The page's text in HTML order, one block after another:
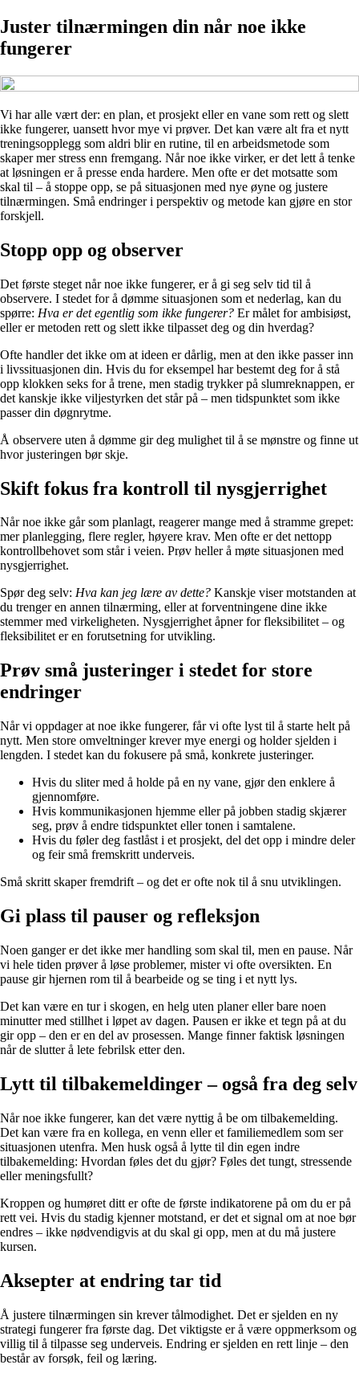
Juster tilnærmingen din når noe ikke
fungerer
Vi har alle vært der: en plan, et prosjekt eller en vane som rett og slett
ikke fungerer, uansett hvor mye vi prøver. Det kan være alt fra et nytt
treningsopplegg som aldri blir en rutine, til en arbeidsmetode som
skaper mer stress enn fremgang. Når noe ikke virker, er det lett å tenke
at løsningen er å presse enda hardere. Men ofte er det motsatte som
skal til – å stoppe opp, se på situasjonen med nye øyne og justere
tilnærmingen. Små endringer i perspektiv og metode kan gjøre en stor
forskjell.
Stopp opp og observer
Det første steget når noe ikke fungerer, er å gi seg selv tid til å
observere. I stedet for å dømme situasjonen som et nederlag, kan du
spørre: Hva er det egentlig som ikke fungerer? Er målet for ambisiøst,
eller er metoden rett og slett ikke tilpasset deg og din hverdag?
Ofte handler det ikke om at ideen er dårlig, men at den ikke passer inn
i livssituasjonen din. Hvis du for eksempel har bestemt deg for å stå
opp klokken seks for å trene, men stadig trykker på slumreknappen, er
det kanskje ikke viljestyrken det står på – men tidspunktet som ikke
passer din døgnrytme.
Å observere uten å dømme gir deg mulighet til å se mønstre og finne ut
hvor justeringen bør skje.
Skift fokus fra kontroll til nysgjerrighet
Når noe ikke går som planlagt, reagerer mange med å stramme grepet:
mer planlegging, flere regler, høyere krav. Men ofte er det nettopp
kontrollbehovet som står i veien. Prøv heller å møte situasjonen med
nysgjerrighet.
Spør deg selv: Hva kan jeg lære av dette? Kanskje viser motstanden at
du trenger en annen tilnærming, eller at forventningene dine ikke
stemmer med virkeligheten. Nysgjerrighet åpner for fleksibilitet – og
fleksibilitet er en forutsetning for utvikling.
Prøv små justeringer i stedet for store
endringer
Når vi oppdager at noe ikke fungerer, får vi ofte lyst til å starte helt på
nytt. Men store omveltninger krever mye energi og holder sjelden i
lengden. I stedet kan du fokusere på små, konkrete justeringer.
Hvis du sliter med å holde på en ny vane, gjør den enklere å
gjennomføre.
Hvis kommunikasjonen hjemme eller på jobben stadig skjærer
seg, prøv å endre tidspunktet eller tonen i samtalene.
Hvis du føler deg fastlåst i et prosjekt, del det opp i mindre deler
og feir små fremskritt underveis.
Små skritt skaper fremdrift – og det er ofte nok til å snu utviklingen.
Gi plass til pauser og refleksjon
Noen ganger er det ikke mer handling som skal til, men en pause. Når
vi hele tiden prøver å løse problemer, mister vi ofte oversikten. En
pause gir hjernen rom til å bearbeide og se ting i et nytt lys.
Det kan være en tur i skogen, en helg uten planer eller bare noen
minutter med stillhet i løpet av dagen. Pausen er ikke et tegn på at du
gir opp – den er en del av prosessen. Mange finner faktisk løsningen
når de slutter å lete febrilsk etter den.
Lytt til tilbakemeldinger – også fra deg selv
Når noe ikke fungerer, kan det være nyttig å be om tilbakemelding.
Det kan være fra en kollega, en venn eller et familiemedlem som ser
situasjonen utenfra. Men husk også å lytte til din egen indre
tilbakemelding: Hvordan føles det du gjør? Føles det tungt, stressende
eller meningsfullt?
Kroppen og humøret ditt er ofte de første indikatorene på om du er på
rett vei. Hvis du stadig kjenner motstand, er det et signal om at noe bør
endres – ikke nødvendigvis at du skal gi opp, men at du må justere
kursen.
Aksepter at endring tar tid
Å justere tilnærmingen sin krever tålmodighet. Det er sjelden en ny
strategi fungerer fra første dag. Det viktigste er å være oppmerksom og
villig til å tilpasse seg underveis. Endring er sjelden en rett linje – den
består av forsøk, feil og læring.